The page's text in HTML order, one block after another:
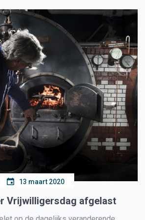
13 maart 2020
Vrijwilligersdag afgelast